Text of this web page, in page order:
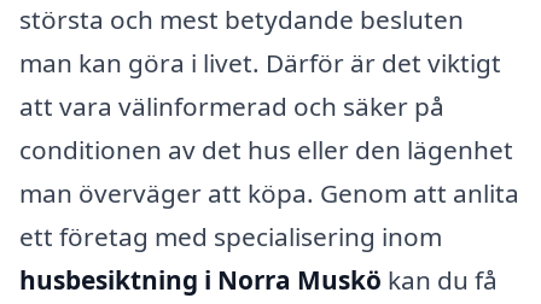
största och mest betydande besluten
man kan göra i livet. Därför är det viktigt
att vara välinformerad och säker på
conditionen av det hus eller den lägenhet
man överväger att köpa. Genom att anlita
ett företag med specialisering inom
husbesiktning i Norra Muskö kan du få